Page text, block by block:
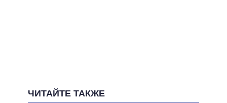
ЧИТАЙТЕ ТАКЖЕ